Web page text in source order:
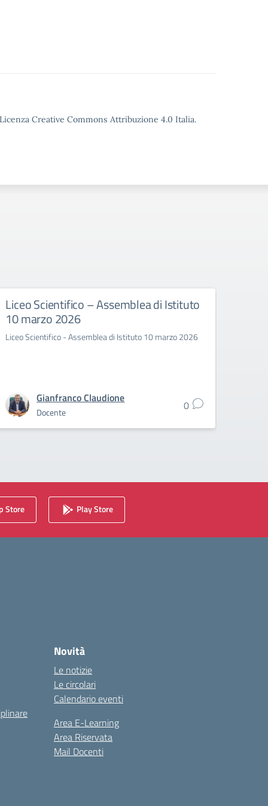
Creative Commons Attribuzione 4.0 Italia.
Liceo Scientifico – Assemblea di Istituto
10 marzo 2026
Liceo Scientifico - Assemblea di Istituto 10 marzo 2026
Gianfranco Claudione
Docente 0
Store Play Store
Novità
Le notizie
Le circolari
Calendario eventi
Area E-Learning
Area Riservata
Mail Docenti